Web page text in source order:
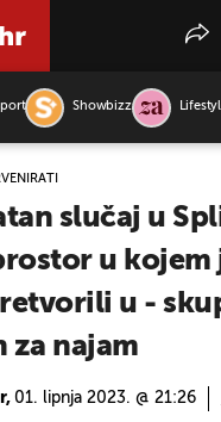
Showbizz
slučaj u
u kojem
u -
za najam
01. lipnja 2023. @ 21:26